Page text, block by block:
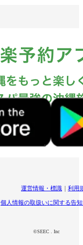
運営情報・標識 利用
個人情報の取扱いに関する告
©SEEC . Inc